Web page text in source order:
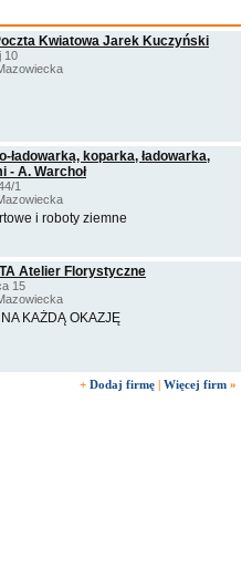
Kwiatowa Jarek Kuczyński
10
ładowarką, koparka, ładowarka,
- A. Warchoł
1
i roboty ziemne
Atelier Florystyczne
15
KAŻDĄ OKAZJĘ
+ Dodaj firmę | Więcej firm »